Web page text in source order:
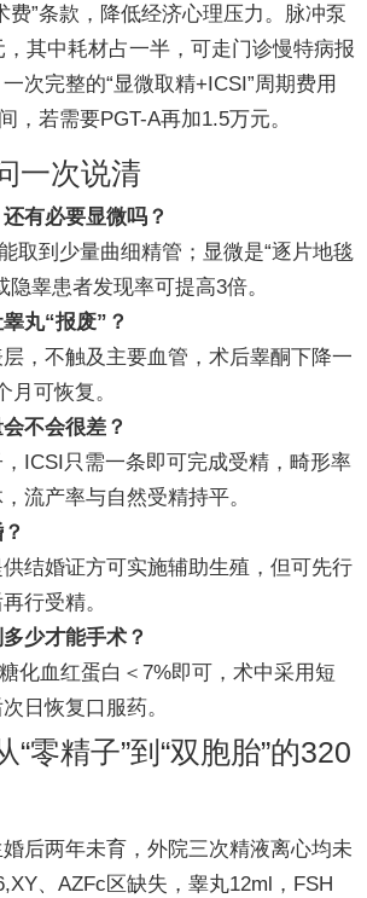
费”条款，降低经济心理压力。脉冲泵
其中耗材占一半，可走门诊慢特病报
次完整的“显微取精+ICSI”周期费用
，若需要PGT-A再加1.5万元。
一次说清
有必要显微吗？
取到少量曲细精管；显微是“逐片地毯
隐睾患者发现率可提高3倍。
丸“报废”？
，不触及主要血管，术后睾酮下降一
月可恢复。
不会很差？
ICSI只需一条即可完成受精，畸形率
流产率与自然受精持平。
结婚证方可实施辅助生殖，但可先行
行受精。
少才能手术？
化血红蛋白＜7%即可，术中采用短
日恢复口服药。
“零精子”到“双胞胎”的320
后两年未育，外院三次精液离心均未
、AZFc区缺失，睾丸12ml，FSH